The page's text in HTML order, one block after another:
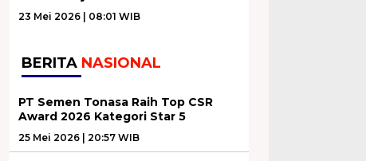
23 Mei 2026 | 08:01 WIB
BERITA NASIONAL
PT Semen Tonasa Raih Top CSR
Award 2026 Kategori Star 5
25 Mei 2026 | 20:57 WIB